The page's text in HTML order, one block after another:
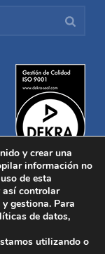
Aviso legal
Cookies
y crear una
información no
de esta
controlar
gestiona. Para
de datos,
utilizando o